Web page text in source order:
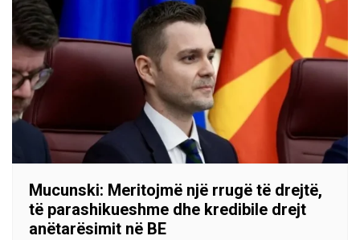
Mucunski: Meritojmë një rrugë të drejtë,
të parashikueshme dhe kredibile drejt
anëtarësimit në BE